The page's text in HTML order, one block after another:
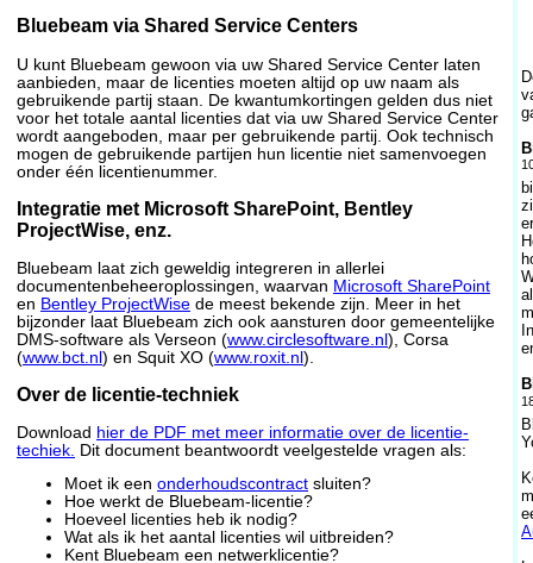
Bluebeam via Shared Service Centers
U kunt Bluebeam gewoon via uw Shared Service Center laten
aanbieden, maar de licenties moeten altijd op uw naam als
gebruikende partij staan. De kwantumkortingen gelden dus niet
voor het totale aantal licenties dat via uw Shared Service Center
wordt aangeboden, maar per gebruikende partij. Ook technisch
mogen de gebruikende partijen hun licentie niet samenvoegen
onder één licentienummer.
Integratie met Microsoft SharePoint, Bentley
ProjectWise, enz.
Bluebeam laat zich geweldig integreren in allerlei
documentenbeheeroplossingen, waarvan Microsoft SharePoint
en Bentley ProjectWise de meest bekende zijn. Meer in het
bijzonder laat Bluebeam zich ook aansturen door gemeentelijke
DMS-software als Verseon (www.circlesoftware.nl ), Corsa
(www.bct.nl ) en Squit XO (www.roxit.nl ).
Over de licentie-techniek
Download hier de PDF met meer informatie over de licentie-
techiek. Dit document beantwoordt veelgestelde vragen als:
Moet ik een onderhoudscontract sluiten?
Hoe werkt de Bluebeam-licentie?
Hoeveel licenties heb ik nodig?
Wat als ik het aantal licenties wil uitbreiden?
Kent Bluebeam een netwerklicentie?